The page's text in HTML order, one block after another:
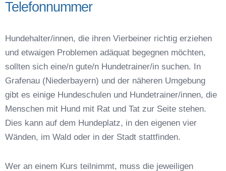
Hundeführerschein für die Region Freyung-
Hundetrainer Ausbildung in Grafenau
(Niederbayern) oder online
Hundezubehör für das Training und
Hundespielzeug zur Beschäftigung
Preisvergleich der Hundeschulen in Grafenau
(Niederbayern)
Hundeschulen vs. Hundesportvereine in
Grafenau (Niederbayern)
So findet man den richtigen Hundetrainer in
Darum lohnt sich der Besuch einer
Telefonnummer
Hundehalter/innen, die ihren Vierbeiner richtig erziehen
und etwaigen Problemen adäquat begegnen möchten,
sollten sich eine/n gute/n Hundetrainer/in suchen. In
Grafenau (Niederbayern) und der näheren Umgebung
gibt es einige Hundeschulen und Hundetrainer/innen, die
Menschen mit Hund mit Rat und Tat zur Seite stehen.
Dies kann auf dem Hundeplatz, in den eigenen vier
Wänden, im Wald oder in der Stadt stattfinden.
Wer an einem Kurs teilnimmt, muss die jeweiligen